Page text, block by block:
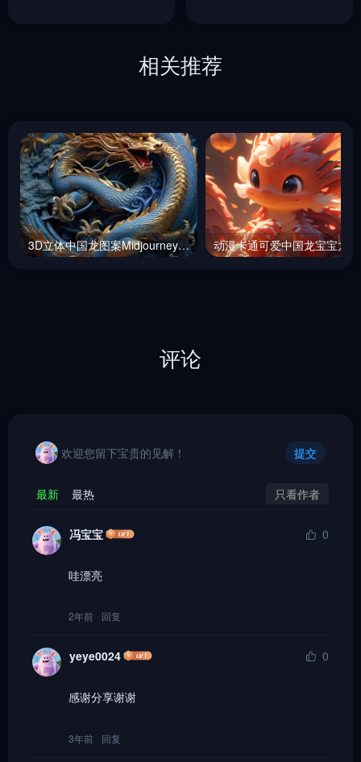
相关推荐
3D立体中国龙图案Midjourney咒语
评论
欢迎您留下宝贵的见解！ 提交
最新 最热 只看作者
冯宝宝 0
哇漂亮
2年前 回复
yeye0024 0
感谢分享谢谢
3年前 回复